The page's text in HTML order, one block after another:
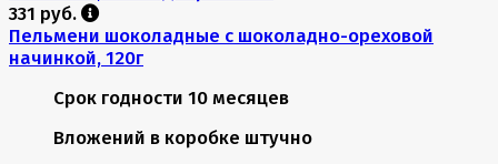
331 руб.
Пельмени шоколадные с шоколадно-ореховой
начинкой, 120г
Срок годности 10 месяцев
Вложений в коробке штучно